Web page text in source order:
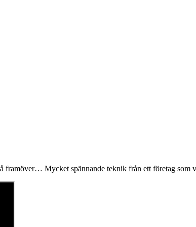
Mycket spännande teknik från ett företag som